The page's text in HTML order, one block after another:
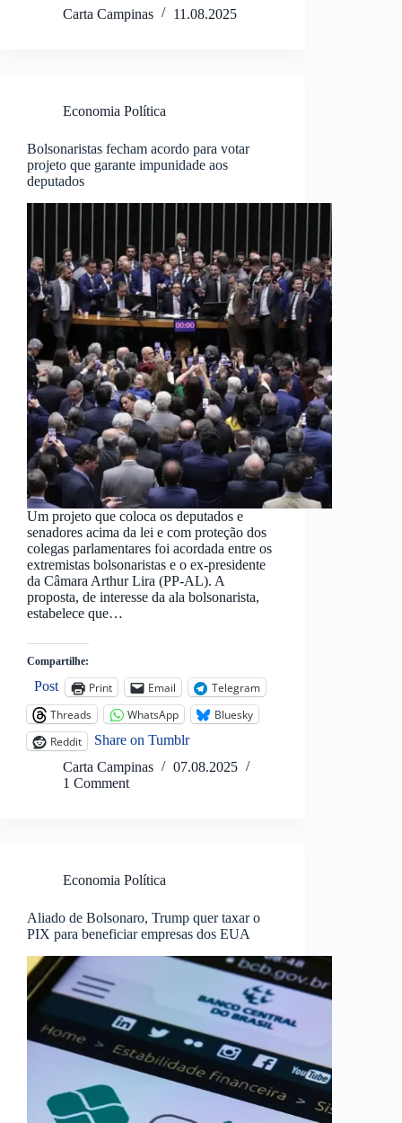
Carta Campinas 11.08.2025
Economia Política
Bolsonaristas fecham acordo para votar
projeto que garante impunidade aos
deputados
Um projeto que coloca os deputados e
senadores acima da lei e com proteção dos
colegas parlamentares foi acordada entre os
extremistas bolsonaristas e o ex-presidente
da Câmara Arthur Lira (PP-AL). A
proposta, de interesse da ala bolsonarista,
estabelece que…
Compartilhe:
Post Print Email
Telegram
Threads
WhatsApp
Bluesky
Reddit
Share on Tumblr
Carta Campinas
07.08.2025
1 Comment
Economia Política
Aliado de Bolsonaro, Trump quer taxar o
PIX para beneficiar empresas dos EUA